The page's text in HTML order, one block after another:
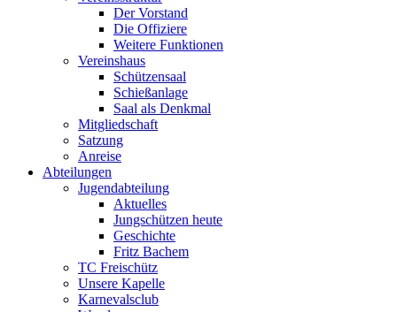
Der Vorstand
Die Offiziere
Weitere Funktionen
Vereinshaus
Schützensaal
Schießanlage
Saal als Denkmal
Mitgliedschaft
Satzung
Anreise
Abteilungen
Jugendabteilung
Aktuelles
Jungschützen heute
Geschichte
Fritz Bachem
TC Freischütz
Unsere Kapelle
Karnevalsclub